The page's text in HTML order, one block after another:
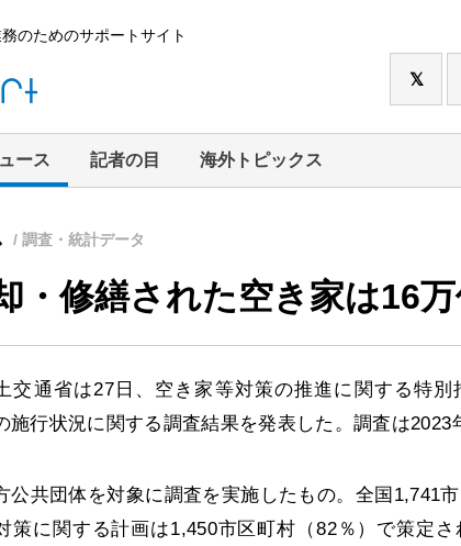
のためのサポートサイト
ース 記者の目 海外トピックス
/ 調査・統計データ
・修繕された空き家は16
交通省は27日、空き家等対策の推進に関する特別
施行状況に関する調査結果を発表した。調査は2023
共団体を対象に調査を実施したもの。全国1,741
策に関する計画は1,450市区町村（82％）で策定